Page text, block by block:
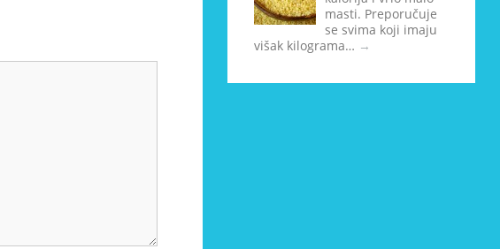
masti. Preporučuje
se svima koji imaju
višak kilograma… →